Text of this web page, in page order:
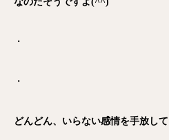
・
・
どんどん、いらない感情を手放して